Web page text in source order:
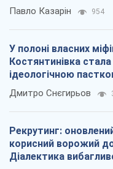
Павло Казарін 954
У полоні власних
Костянтинівка
ідеологічною
окупантів
Дмитро Снєгирьов
Рекрутинг:
корисний ворожий
Діалектика